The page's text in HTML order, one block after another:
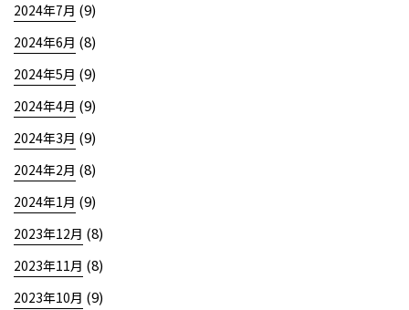
2024年7月 (9)
2024年6月 (8)
2024年5月 (9)
2024年4月 (9)
2024年3月 (9)
2024年2月 (8)
2024年1月 (9)
2023年12月 (8)
2023年11月 (8)
2023年10月 (9)